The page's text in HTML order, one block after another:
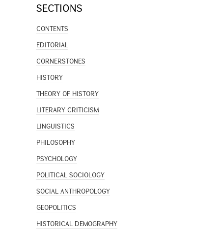
SECTIONS
CONTENTS
EDITORIAL
CORNERSTONES
HISTORY
THEORY OF HISTORY
LITERARY CRITICISM
LINGUISTICS
PHILOSOPHY
PSYCHOLOGY
POLITICAL SOCIOLOGY
SOCIAL ANTHROPOLOGY
GEOPOLITICS
HISTORICAL DEMOGRAPHY